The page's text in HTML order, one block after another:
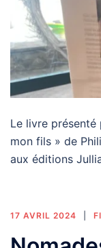
Le livre présenté
mon fils » de
aux éditions
17 AVRIL 2024